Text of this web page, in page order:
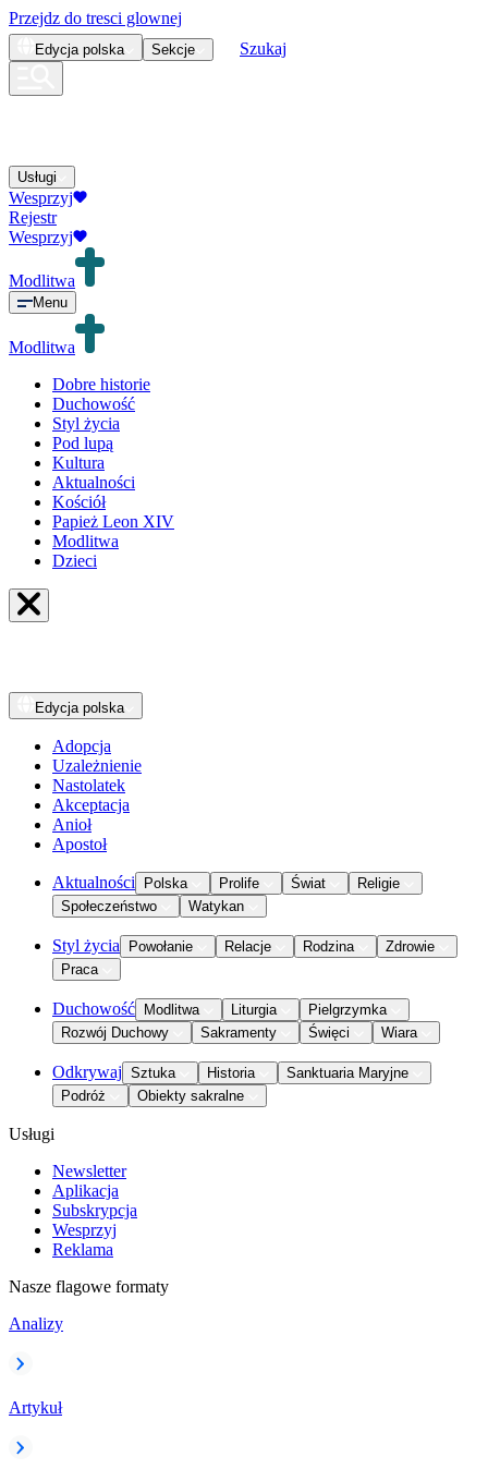
Przejdz do tresci glownej
Edycja polska Sekcje Szukaj
Usługi
Wesprzyj
Rejestr
Wesprzyj
Modlitwa
Menu
Modlitwa
Dobre historie
Duchowość
Styl życia
Pod lupą
Kultura
Aktualności
Kościół
Papież Leon XIV
Modlitwa
Dzieci
Edycja polska
Adopcja
Uzależnienie
Nastolatek
Akceptacja
Anioł
Apostoł
Aktualności Polska Prolife Świat
Religie
Społeczeństwo
Watykan
Styl życia Powołanie Relacje Rodzina
Zdrowie
Praca
Duchowość Modlitwa Liturgia
Pielgrzymka
Rozwój Duchowy
Sakramenty Święci Wiara
Odkrywaj Sztuka Historia
Sanktuaria Maryjne
Podróż
Obiekty sakralne
Usługi
Newsletter
Aplikacja
Subskrypcja
Wesprzyj
Reklama
Nasze flagowe formaty
Analizy
Artykuł